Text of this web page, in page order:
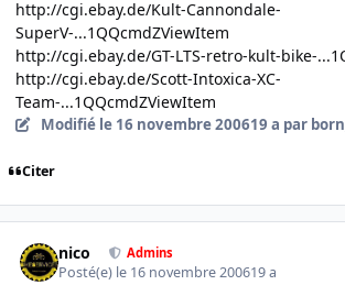
http://cgi.ebay.de/Kult-Cannondale-
SuperV-...1QQcmdZViewItem
http://cgi.ebay.de/GT-LTS-retro-kult-bike-
http://cgi.ebay.de/Scott-Intoxica-XC-
Team-...1QQcmdZViewItem
Modifié le 16 novembre 200619 a par
Citer
nico Admins
Posté(e) le 16 novembre 200619 a